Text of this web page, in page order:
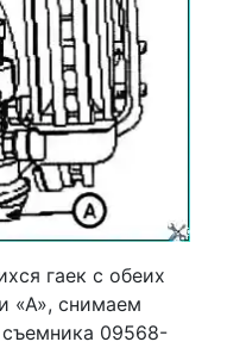
гаек с обеих
«А», снимаем
09568-